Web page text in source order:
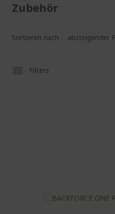
Zubehör
Sortieren nach
Filters